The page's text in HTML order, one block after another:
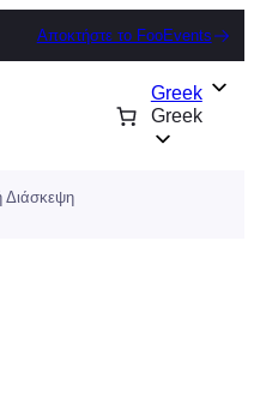
Αποκτήστε το FooEvents
Greek
Greek
Διάσκεψη